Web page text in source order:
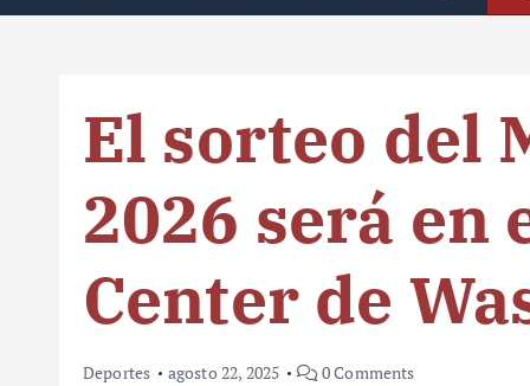
El sorteo del
2026 será en
Center de
Deportes agosto 22, 2025 0 Comments